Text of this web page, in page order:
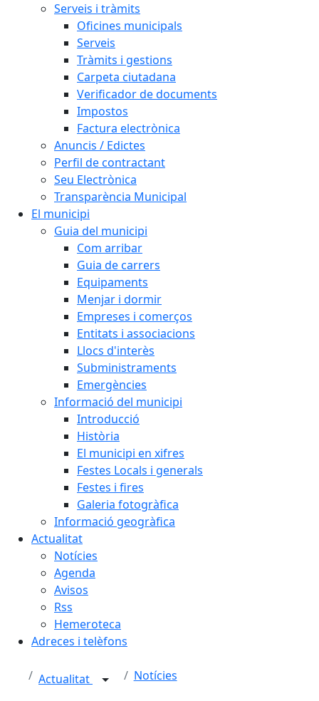
Serveis i tràmits
Oficines municipals
Serveis
Tràmits i gestions
Carpeta ciutadana
Verificador de documents
Impostos
Factura electrònica
Anuncis / Edictes
Perfil de contractant
Seu Electrònica
Transparència Municipal
El municipi
Guia del municipi
Com arribar
Guia de carrers
Equipaments
Menjar i dormir
Empreses i comerços
Entitats i associacions
Llocs d'interès
Subministraments
Emergències
Informació del municipi
Introducció
Història
El municipi en xifres
Festes Locals i generals
Festes i fires
Galeria fotogràfica
Informació geogràfica
Actualitat
Notícies
Agenda
Avisos
Rss
Hemeroteca
Adreces i telèfons
Actualitat Notícies